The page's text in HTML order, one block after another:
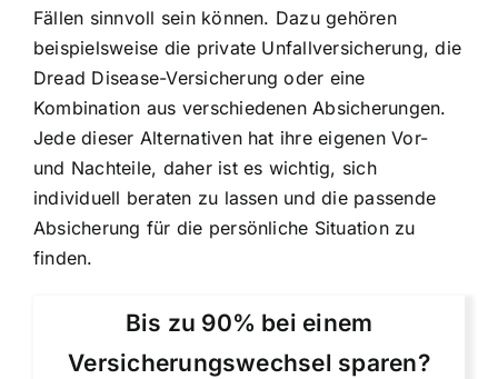
Fällen sinnvoll sein können. Dazu gehören
beispielsweise die private Unfallversicherung, die
Dread Disease-Versicherung oder eine
Kombination aus verschiedenen Absicherungen.
Jede dieser Alternativen hat ihre eigenen Vor-
und Nachteile, daher ist es wichtig, sich
individuell beraten zu lassen und die passende
Absicherung für die persönliche Situation zu
finden.
Bis zu 90% bei einem
Versicherungswechsel sparen?